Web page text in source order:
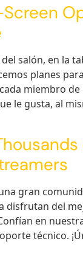
salón, en la
planes
miembro
le gusta, al
gran
disfrutan del
en
técnico.